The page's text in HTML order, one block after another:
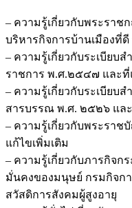
กรม
กิจการ
ผู้
สูง
อายุ
ชิ้น
– ความรู้เกี่ยวกับพระรา
บริหารกิจการบ้านเมืองที่
– ความรู้เกี่ยวกับระเบียบ
ราชการ พ.ศ.๒๕๔๗ และที่
– ความรู้เกี่ยวกับระเบียบ
สารบรรณ พ.ศ. ๒๕๒๖ แล
– ความรู้เกี่ยวกับพระรา
แก้ไขเพิ่มเติม
– ความรู้เกี่ยวกับภารกิจก
มั่นคงของมนุษย์ กรมกิจก
สวัสดิการสังคมผู้สูงอายุ